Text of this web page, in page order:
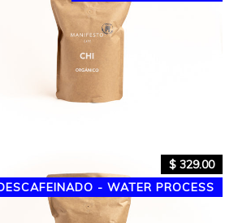
- WATER PROCESS
Precio
habitual
$ 329.00